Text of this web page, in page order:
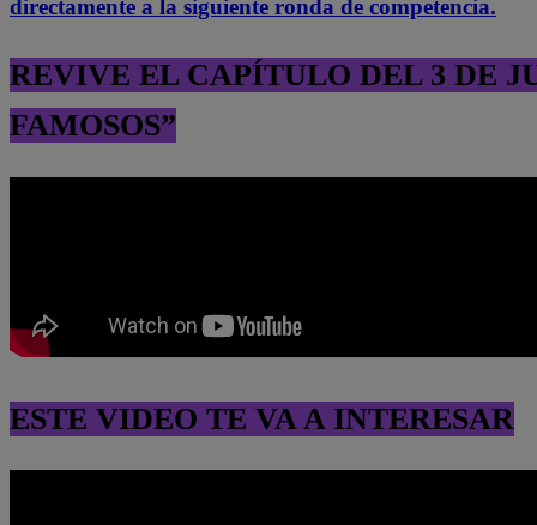
directamente a la siguiente ronda de competencia.
REVIVE EL CAPÍTULO DEL 3 DE
FAMOSOS”
ESTE VIDEO TE VA A INTERESAR